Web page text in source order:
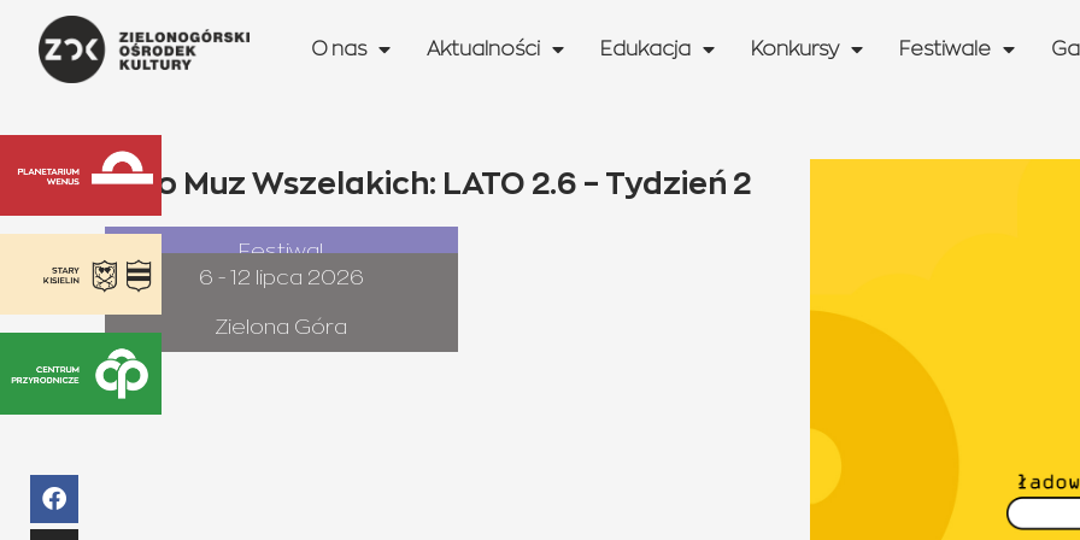
O nas Aktualności Edukacja Konkursy Festiwale
Lato Muz Wszelakich: LATO 2.6 – Tydzień 2
Festiwal
6 - 12 lipca 2026
Zielona Góra